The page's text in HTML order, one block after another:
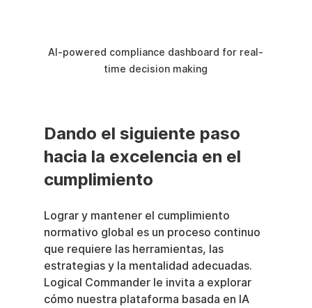
AI-powered compliance dashboard for real-
time decision making
Dando el siguiente paso
hacia la excelencia en el
cumplimiento
Lograr y mantener el cumplimiento
normativo global es un proceso continuo
que requiere las herramientas, las
estrategias y la mentalidad adecuadas.
Logical Commander le invita a explorar
cómo nuestra plataforma basada en IA